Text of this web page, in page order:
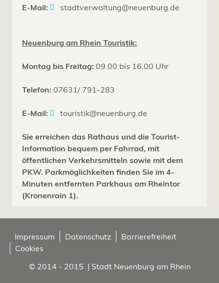
E-Mail: stadtverwaltung@neuenburg.de
Neuenburg am Rhein Touristik:
Montag bis Freitag: 09.00 bis 16.00 Uhr
Telefon: 07631/ 791-283
E-Mail: touristik@neuenburg.de
Sie erreichen das Rathaus und die Tourist-
Information bequem per Fahrrad, mit
öffentlichen Verkehrsmitteln sowie mit dem
PKW. Parkmöglichkeiten finden Sie im 4-
Minuten entfernten Parkhaus am Rheintor
(Kronenrain 1).
Impressum Datenschutz
Barrierefreiheit
Cookies
© 2014 - 2015 | Stadt Neuenburg am Rhein